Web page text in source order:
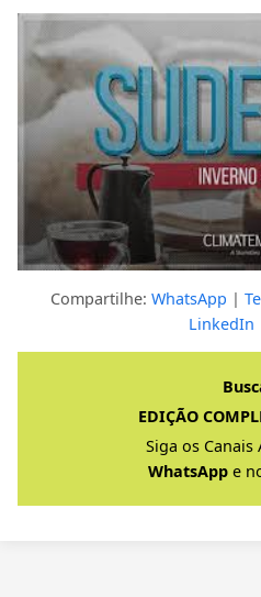
Clique para ver a resposta completa
Compartilhe: WhatsApp |
LinkedIn
EDIÇÃO
Siga os
WhatsAppe